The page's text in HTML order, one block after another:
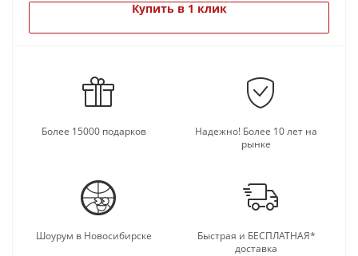
Купить в 1 клик
Более 15000 подарков
Надежно! Более 10 лет на
рынке
Шоурум в Новосибирске
Быстрая и БЕСПЛАТНАЯ*
доставка